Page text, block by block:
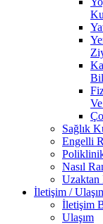
Sağlık
Engelli
Nasıl
Uzaktan
İletişim /
İletişim
Ulaşım